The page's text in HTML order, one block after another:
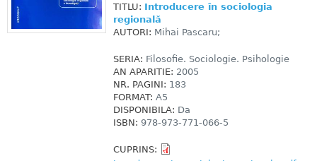
TITLU: Introducere în sociologia
regională
AUTORI: Mihai Pascaru;
SERIA: Filosofie. Sociologie. Psihologie
AN APARITIE: 2005
NR. PAGINI: 183
FORMAT: A5
DISPONIBILA: Da
ISBN: 978-973-771-066-5
CUPRINS: